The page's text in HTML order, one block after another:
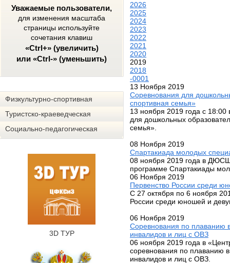
Уважаемые пользователи,
для изменения масштаба
страницы используйте
сочетания клавиш
«Ctrl+» (увеличить)
или «Ctrl-» (уменьшить)
Физкультурно-спортивная
Туристско-краеведческая
Социально-педагогическая
3D ТУР
2026
2025
2024
2023
2022
2021
2020
2019
2018
-0001
13 Ноября 2019
Соревнования для
спортивная семья»
13 ноября 2019 года с
для дошкольных
семья».
08 Ноября 2019
Спартакиада молодых
08 ноября 2019 года в ДЮСШ
программе Спартакиады
06 Ноября 2019
Первенство России среди
С 27 октября по 6 ноября
России среди юношей и
06 Ноября 2019
Cоревнования по плаванию
инвалидов и лиц с ОВЗ
06 ноября 2019 года в
соревнования по плаванию
инвалидов и лиц с ОВЗ.